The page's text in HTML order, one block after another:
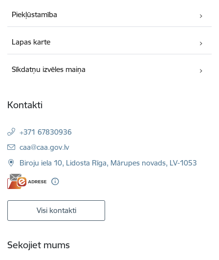
Piekļūstamība
Lapas karte
Sīkdatņu izvēles maiņa
Kontakti
+371 67830936
E-pasts:
caa@caa.gov.lv
Biroju iela 10, Lidosta Rīga, Mārupes novads, LV-1053
Visi kontakti
Sekojiet mums